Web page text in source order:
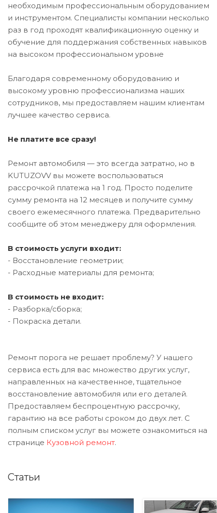
необходимым профессиональным оборудованием
и инструментом. Специалисты компании несколько
раз в год проходят квалификационную оценку и
обучение для поддержания собственных навыков
на высоком профессиональном уровне
Благодаря современному оборудованию и
высокому уровню профессионализма наших
сотрудников, мы предоставляем нашим клиентам
лучшее качество сервиса.
Не платите все сразу!
Ремонт автомобиля — это всегда затратно, но в
KUTUZOVV вы можете воспользоваться
рассрочкой платежа на 1 год. Просто поделите
сумму ремонта на 12 месяцев и получите сумму
своего ежемесячного платежа. Предварительно
сообщите об этом менеджеру для оформления.
В стоимость услуги входит:
- Восстановление геометрии;
- Расходные материалы для ремонта;
В стоимость не входит:
- Разборка/сборка;
- Покраска детали.
Ремонт порога не решает проблему? У нашего
сервиса есть для вас множество других услуг,
направленных на качественное, тщательное
восстановление автомобиля или его деталей.
Предоставляем беспроцентную рассрочку,
гарантию на все работы сроком до двух лет. С
полным списком услуг вы можете ознакомиться на
странице Кузовной ремонт.
Статьи